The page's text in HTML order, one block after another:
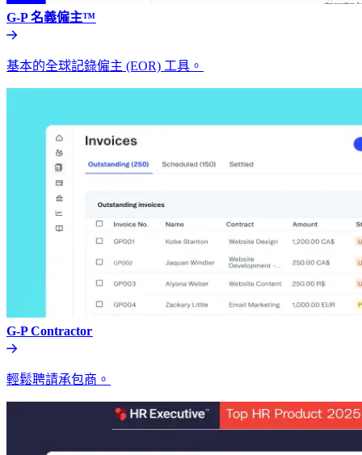
G-P 名義僱主™​​
基本的全球記錄僱主 (EOR) 工具。​​
G-P Contractor​​
輕鬆聘請承包商。​​